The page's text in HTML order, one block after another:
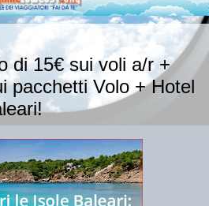
di 15€ sui voli a/r +
pacchetti Volo + Hotel